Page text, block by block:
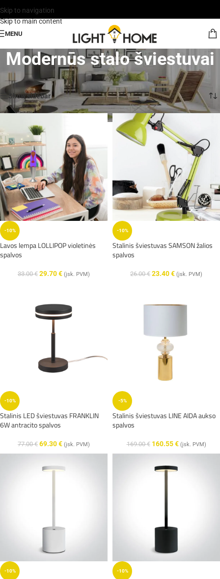
Skip to navigation
Skip to main content
MENU
Modernūs stalo šviestuvai
Rodoma 1–30 iš 276
Show sidebar
-10%
Lavos lempa LOLLIPOP violetinės
spalvos
33.00€ 29.70€ (įsk. PVM)
-10%
Stalinis šviestuvas SAMSON žalios
spalvos
26.00€ 23.40€ (įsk. PVM)
-10%
Stalinis LED šviestuvas FRANKLIN
6W antracito spalvos
77.00€ 69.30€ (įsk. PVM)
-5%
Stalinis šviestuvas LINE AIDA aukso
spalvos
169.00€ 160.55€ (įsk. PVM)
-10% -10%